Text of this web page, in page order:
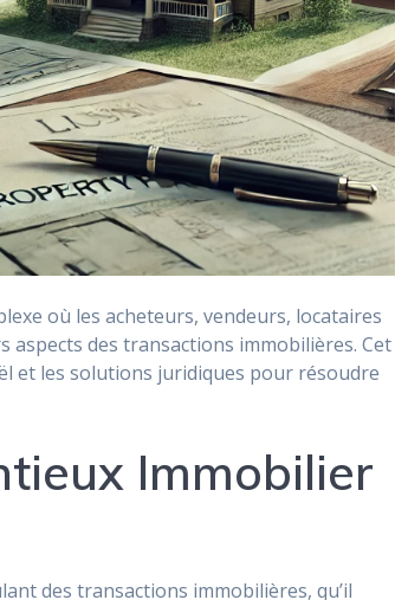
où les acheteurs, vendeurs, locataires
des transactions immobilières. Cet
et les solutions juridiques pour résoudre
Immobilier
des transactions immobilières, qu’il